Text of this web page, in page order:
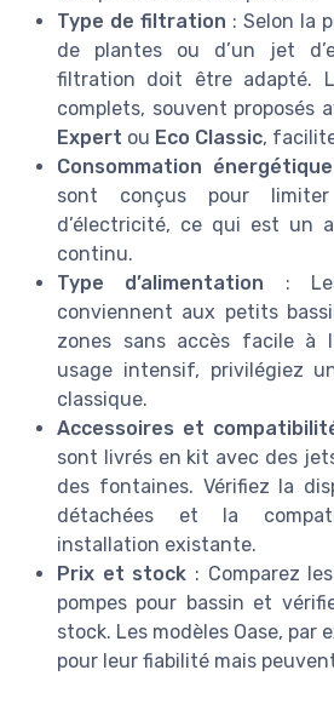
Type de filtration : Selon la
de plantes ou d’un jet
filtration doit être adapté.
complets, souvent proposés
Expert ou Eco Classic,
Consommation énergétique
sont conçus pour limiter
d’électricité, ce qui est un
continu.
Type d’alimentation :
conviennent aux petits
zones sans accès facile à
usage intensif, privilégiez
classique.
Accessoires et
sont livrés en kit avec des
des fontaines. Vérifiez la
détachées et la
installation existante.
Prix et stock : Comparez
pompes pour bassin et
stock. Les modèles Oase, par
pour leur fiabilité mais